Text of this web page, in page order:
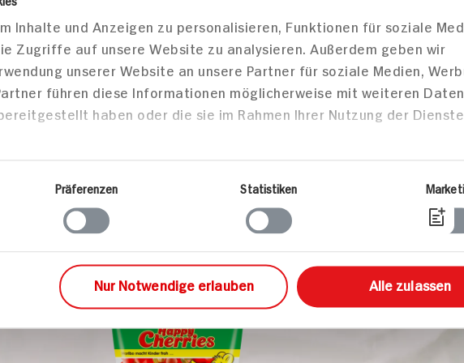
HIT-Konto
Jetzt anmelden
Wählen Sie jetzt Ihren Markt um
lokale Informationen zu erhalten.
Karriere